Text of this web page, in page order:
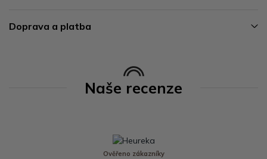
Doprava a platba
Naše recenze
Ověřeno zákazníky